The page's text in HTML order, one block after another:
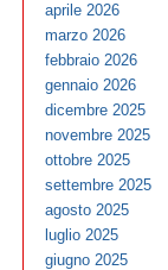
aprile 2026
marzo 2026
febbraio 2026
gennaio 2026
dicembre 2025
novembre 2025
ottobre 2025
settembre 2025
agosto 2025
luglio 2025
giugno 2025